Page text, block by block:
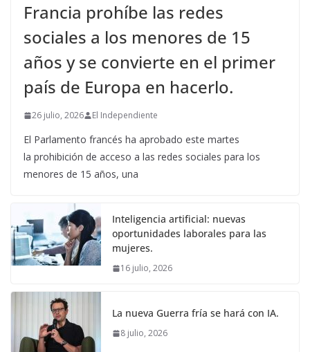
Francia prohíbe las redes
sociales a los menores de 15
años y se convierte en el primer
país de Europa en hacerlo.
26 julio, 2026 El Independiente
El Parlamento francés ha aprobado este martes
la prohibición de acceso a las redes sociales para los
menores de 15 años, una
Inteligencia artificial: nuevas
oportunidades laborales para las
mujeres.
16 julio, 2026
La nueva Guerra fría se hará con IA.
8 julio, 2026